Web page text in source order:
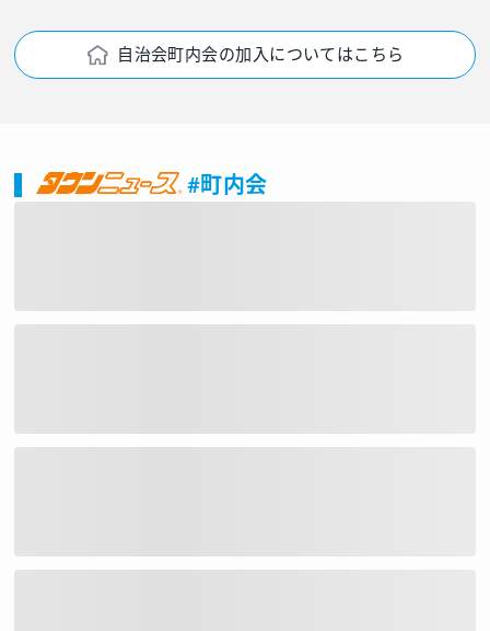
自治会町内会の加入についてはこちら
#町内会